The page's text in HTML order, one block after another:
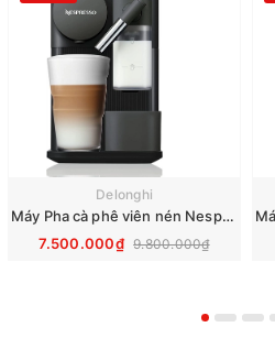
Delonghi
Máy Pha cà phê viên nén Nespresso DeLonghi Lattissima One EN510.B
7.500.000₫ 9.800.000₫